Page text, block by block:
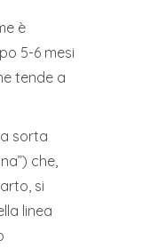
è
5-6 mesi
tende a
sorta
che,
si
linea